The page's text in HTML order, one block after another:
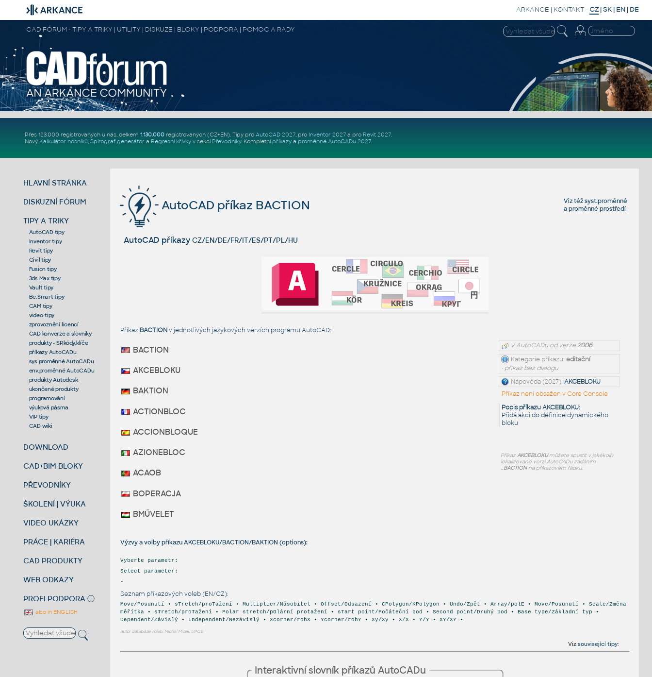
ARKANCE | KONTAKT- CZ |SK | EN | DE
CAD FÓRUM - TIPY A TRIKY | UTILITY | DISKUZE | BLOKY | PODPORA | POMOC A RADY
Přes 123.000 registrovaných u nás, celkem 1.130.000registrovaných (CZ+EN). Tipy pro AutoCAD 2027, pro Inventor 2027a pro Revit 2027.
Nový Kalkulátor nosníků, Spirograf generátor a Regresní křivkyv sekci Převodníky. Kompletní příkazya proměnné AutoCADu 2027.
HLAVNÍ STRÁNKA
DISKUZNÍ FÓRUM
TIPY A TRIKY
AutoCAD tipy
Inventor tipy
Revit tipy
Civil tipy
Fusion tipy
3ds Max tipy
Vault tipy
Be.Smart tipy
CAM tipy
video-tipy
zprovoznění licencí
CAD konverze a slovníky
produkty - SP,kódy,klíče
příkazy AutoCADu
sys.proměnné AutoCADu
env.proměnné AutoCADu
produkty Autodesk
ukončené produkty
programování
výuková pásma
VIP tipy
CAD wiki
DOWNLOAD
CAD+BIM BLOKY
PŘEVODNÍKY
ŠKOLENÍ | VÝUKA
VIDEO UKÁZKY
PRÁCE | KARIÉRA
CAD PRODUKTY
WEB ODKAZY
PROFI PODPORA ⓘ
also in ENGLISH
Viz téžsyst.proměnné
aproměnné prostředí
AutoCAD příkaz BACTION
AutoCAD příkazy CZ/EN/DE/FR/IT/ES/PT/PL/HU
Příkaz BACTIONv jednotlivých jazykových verzích programu AutoCAD:
V AutoCADu od verze2006
Kategorie příkazu:editační
• příkaz bez dialogu
Nápověda (2027):AKCEBLOKU
Příkaz není obsažen v Core Console
Popis příkazu AKCEBLOKU:
Přidá akci do definice dynamického
bloku
PříkazAKCEBLOKUmůžete spustit v jakékoliv
lokalizované verzi AutoCADu zadáním
_BACTIONna příkazovém řádku.
BACTION
AKCEBLOKU
BAKTION
ACTIONBLOC
ACCIONBLOQUE
AZIONEBLOC
ACAOB
BOPERACJA
BMŰVELET
Výzvy a volby příkazu AKCEBLOKU/BACTION/BAKTION (options):
Vyberte parametr:
Select parameter:
-
Seznam příkazových voleb (EN/CZ):
Move/Posunutí • sTretch/proTažení • Multiplier/Násobitel • Offset/Odsazení • CPolygon/KPolygon • Undo/Zpět • Array/polE • Move/Posunutí • Scale/Změna
měřítka • sTretch/proTažení • Polar stretch/pOlární protažení • sTart point/Počáteční bod • Second point/Druhý bod • Base type/Základní typ •
Dependent/Závislý • Independent/Nezávislý • Xcorner/rohX • Ycorner/rohY • Xy/Xy • X/X • Y/Y • XY/XY •
autor databáze voleb: Michal Miclík, UPCE
Vizsouvisející tipy:
Interaktivní slovník příkazů AutoCADu